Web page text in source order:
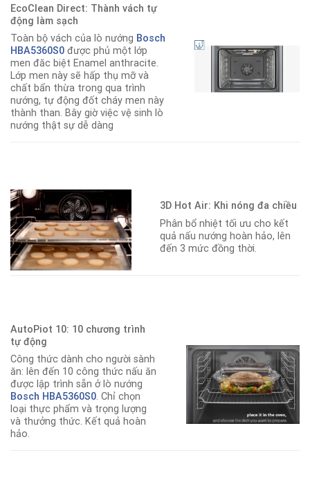
EcoClean Direct: Thành vách tự
động làm sạch
Toàn bộ vách của lò nướng Bosch
HBA5360S0 được phủ một lớp
men đăc biệt Enamel anthracite.
Lớp men này sẽ hấp thụ mỡ và
chất bẩn thừa trong qua trình
nướng, tự động đốt cháy men này
thành than. Bây giờ việc vệ sinh lò
nướng thật sự dễ dàng
3D Hot Air: Khi nóng đa chiều
Phân bổ nhiệt tối ưu cho kết
quả nấu nướng hoàn hảo, lên
đến 3 mức đồng thời.
AutoPiot 10: 10 chương trình
tự động
Công thức dành cho người sành
ăn: lên đến 10 công thức nấu ăn
được lập trình sẵn ở lò nướng
Bosch HBA5360S0. Chỉ chọn
loại thực phẩm và trọng lượng
và thưởng thức. Kết quả hoàn
hảo.